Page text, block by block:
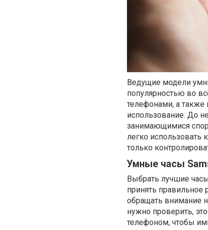
Ведущие модели
популярностью во
телефонами, а также
использование. До
занимающимися
легко
только
Умные часы
Выбрать лучшие
принять
обращать внимание
нужно проверить,
телефоном, чтобы